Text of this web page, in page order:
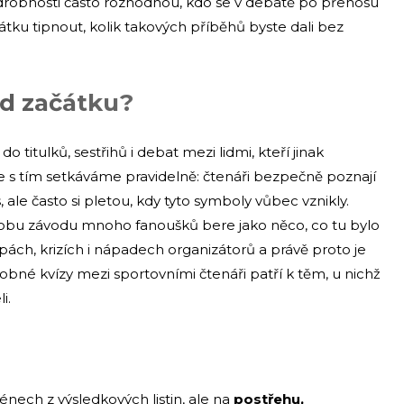
tipnout, kolik takových příběhů byste dali bez
začátku?
titulků, sestřihů i debat mezi lidmi, kteří jinak
s tím setkáváme pravidelně: čtenáři bezpečně poznají
často si pletou, kdy tyto symboly vůbec vznikly.
závodu mnoho fanoušků bere jako něco, co tu bylo
krizích i nápadech organizátorů a právě proto je
kvízy mezi sportovními čtenáři patří k těm, u nichž
z výsledkových listin, ale na postřehu,